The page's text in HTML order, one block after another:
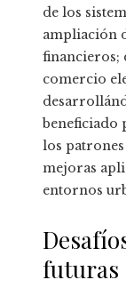
de los
ampliación
financieros;
comercio
beneficiado
los
mejoras
entornos
futuras